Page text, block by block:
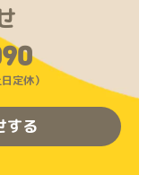
定休）
する